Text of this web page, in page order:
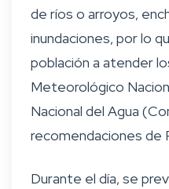
de ríos o arroyos,
inundaciones, por lo
población a atender
Meteorológico
Nacional del Agua
recomendaciones de
Durante el día, se